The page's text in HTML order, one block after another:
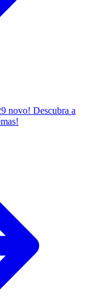
novo! Descubra a